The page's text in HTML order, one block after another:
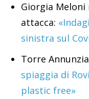
Giorgia Meloni
attacca:
sinistra sul
Torre
spiaggia di
plastic free»